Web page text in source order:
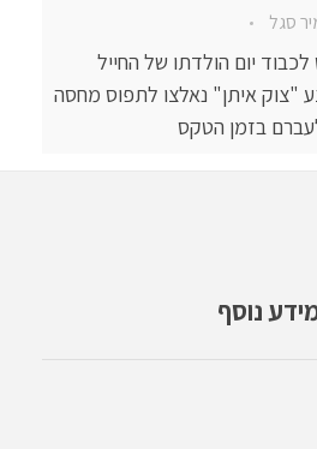
סגל
יום הולדתו של החייל
"צוק איתן" נאלצו לתפוס מחסה
בזמן הטקס
נוסף